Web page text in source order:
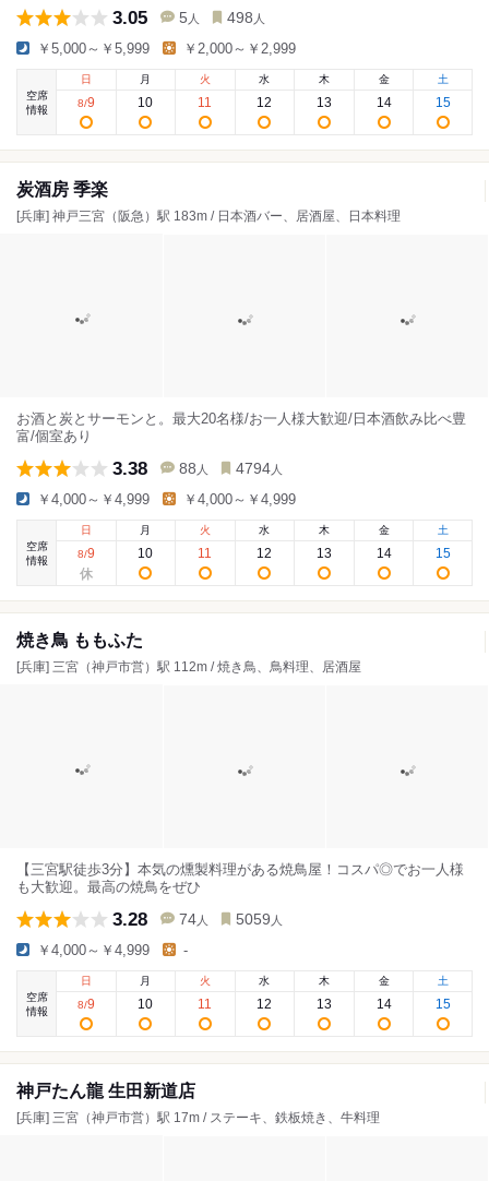
3.05 5 人 498 人
￥5,000～￥5,999 ￥2,000～￥2,999
空席
情報
日
8/9
月
10
火
11
水
12
木
13
金
14
土
15
炭酒房 季楽
[兵庫] 神戸三宮（阪急）駅 183m / 日本酒バー、居酒屋、日本料理
お酒と炭とサーモンと。最大20名様/お一人様大歓迎/日本酒飲み比べ豊
富/個室あり
3.38 88 人 4794 人
￥4,000～￥4,999 ￥4,000～￥4,999
空席
情報
日
8/9
月
10
火
11
水
12
木
13
金
14
土
15
焼き鳥 ももふた
[兵庫] 三宮（神戸市営）駅 112m / 焼き鳥、鳥料理、居酒屋
【三宮駅徒歩3分】本気の燻製料理がある焼鳥屋！コスパ◎でお一人様
も大歓迎。最高の焼鳥をぜひ
3.28 74 人 5059 人
￥4,000～￥4,999 -
空席
情報
日
8/9
月
10
火
11
水
12
木
13
金
14
土
15
神戸たん龍 生田新道店
[兵庫] 三宮（神戸市営）駅 17m / ステーキ、鉄板焼き、牛料理